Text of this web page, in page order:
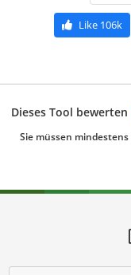
Like 106k
Dieses Tool bewerten
Sie müssen